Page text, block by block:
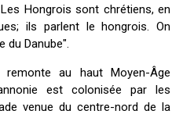
Hongrois sont chrétiens, en
ils parlent le hongrois. On
du Danube".
remonte au haut Moyen-Âge
est colonisée par les
venue du centre-nord de la